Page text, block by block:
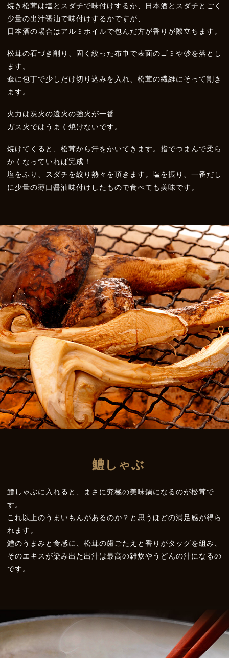
焼き松茸は塩とスダチで味付けするか、日本酒とスダチとごく
少量の出汁醤油で味付けするかですが、
日本酒の場合はアルミホイルで包んだ方が香りが際立ちます。
松茸の石づき削り、固く絞った布巾で表面のゴミや砂を落とし
ます。
傘に包丁で少しだけ切り込みを入れ、松茸の繊維にそって割き
ます。
火力は炭火の遠火の強火が一番
ガス火ではうまく焼けないです。
焼けてくると、松茸から汗をかいてきます。指でつまんで柔ら
かくなっていれば完成！
塩をふり、スダチを絞り熱々を頂きます。塩を振り、一番だし
に少量の薄口醤油味付けしたもので食べても美味です。
鱧しゃぶ
鱧しゃぶに入れると、まさに究極の美味鍋になるのが松茸で
す。
これ以上のうまいもんがあるのか？と思うほどの満足感が得ら
れます。
鱧のうまみと食感に、松茸の歯ごたえと香りがタッグを組み、
そのエキスが染み出た出汁は最高の雑炊やうどんの汁になるの
です。